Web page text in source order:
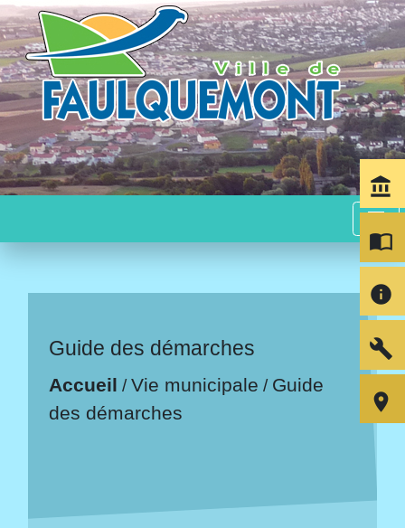
menu
Guide des démarches
Accueil /Vie municipale / Guide
des démarches
account_balance
import_contacts
info
build
room